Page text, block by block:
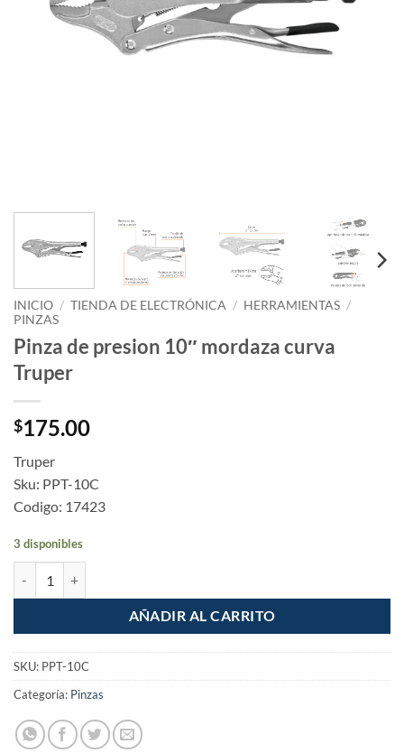
INICIO / TIENDA DE ELECTRÓNICA / HERRAMIENTAS /
PINZAS
Pinza de presion 10″ mordaza curva
Truper
$175.00
Truper
Sku: PPT-10C
Codigo: 17423
3 disponibles
AÑADIR AL CARRITO
SKU: PPT-10C
Categoría: Pinzas